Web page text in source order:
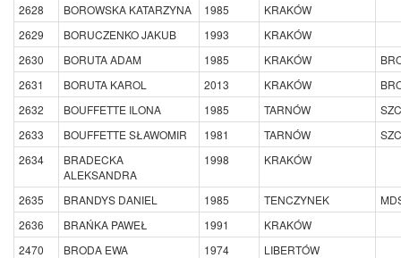
2628 BOROWSKA KATARZYNA 1985
KRAKÓW
2629
BORUCZENKO JAKUB 1993
KRAKÓW
2630
BORUTA ADAM 1985 KRAKÓW
2631
BORUTA KAROL 2013 KRAKÓW
2632
BOUFFETTE ILONA 1985 TARNÓW
2633
BOUFFETTE SŁAWOMIR 1981 TARNÓW
2634
BRADECKA
ALEKSANDRA
1998 KRAKÓW
2635 BRANDYS DANIEL 1985 TENCZYNEK
2636
BRAŃKA PAWEŁ 1991
KRAKÓW
2470
BRODA EWA 1974
LIBERTÓW